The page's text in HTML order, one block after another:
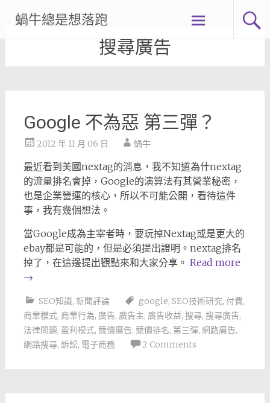
content
蝸牛總是想落跑
搜尋廣告
Google 不為惡 第三彈？
2012 年 11 月 06 日 蝸牛
最近看到美國nextag的消息，我不知道為什nextag
的流量排名會掉，Google的演算法有其營業秘密，
也是企業營運的核心，所以不可能公開，看待這件
事，我有幾個想法。
當Google成為主宰者時，要玩掉Nextag或是更大的
ebay都是可能的，但是必須提出證明。nextag排名
掉了，在這邊提出觀點來和大家分享。 Read more
→
SEO知識, 新聞評論 google, SEO技術研究, 付費,
商業模式, 商業行為, 廣告, 廣告主, 廣告收益, 搜尋, 搜尋廣告,
法律問題, 盈利模式, 競價廣告, 競價排名, 第三彈, 網路廣告,
網路搜尋, 訴訟, 電子商務 2 Comments